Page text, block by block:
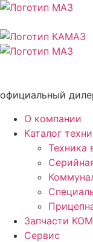
официальный
О компании
Каталог
Техника
Запчасти
Сервис